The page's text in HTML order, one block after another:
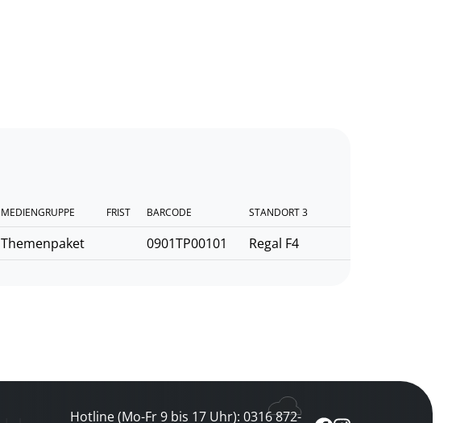
MEDIENGRUPPE FRIST BARCODE STANDORT 3
Themenpaket 0901TP00101 Regal F4
Hotline (Mo-Fr 9 bis 17 Uhr): 0316 872-